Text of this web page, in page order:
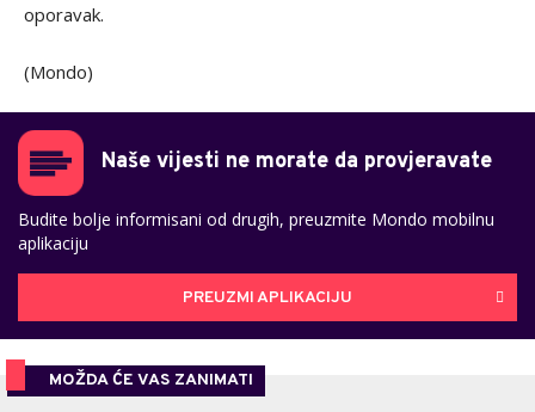
oporavak.
(Mondo)
Naše vijesti ne morate da provjeravate
Budite bolje informisani od drugih, preuzmite Mondo mobilnu
aplikaciju
PREUZMI APLIKACIJU
MOŽDA ĆE VAS ZANIMATI